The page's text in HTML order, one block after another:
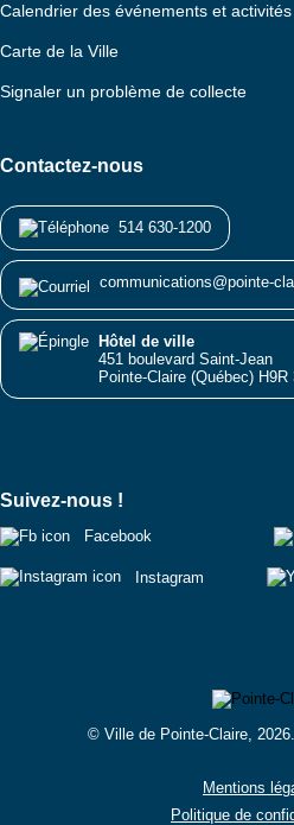
Calendrier des événements et activités
Carte de la Ville
Signaler un problème de collecte
Contactez-nous
514 630-1200
communications@pointe-
Hôtel de ville
451 boulevard Saint-Jean
Pointe-Claire (Québec) H9R
Suivez-nous !
Facebook
Instagram
© Ville de Pointe-Claire,
Mentions
Politique de